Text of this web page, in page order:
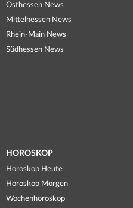
Osthessen News
Mittelhessen News
Rhein-Main News
Südhessen News
HOROSKOP
Horoskop Heute
Horoskop Morgen
Wochenhoroskop